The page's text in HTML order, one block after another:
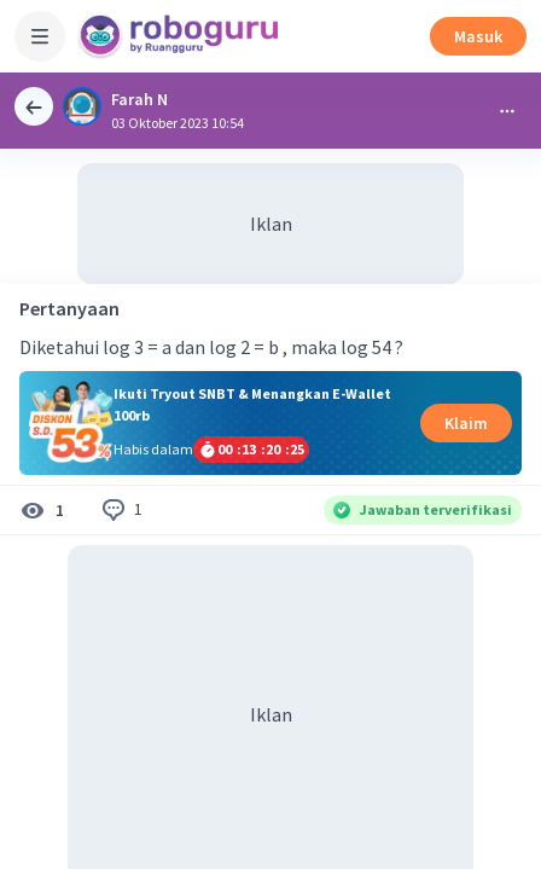
Masuk
Farah N
03 Oktober 2023 10:54
Iklan
Pertanyaan
Diketahui log 3 = a dan log 2 = b , maka log 54 ?
Ikuti Tryout SNBT & Menangkan E-Wallet
100rb
Habis dalam
00 :13 :20 :24
Klaim
1 1 Jawaban terverifikasi
Iklan